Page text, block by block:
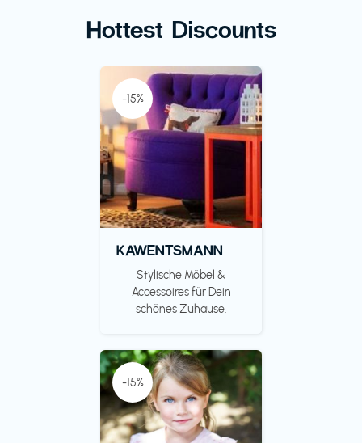
Hottest Discounts
-15%
KAWENTSMANN
Stylische Möbel &
Accessoires für Dein
schönes Zuhause.
-15%